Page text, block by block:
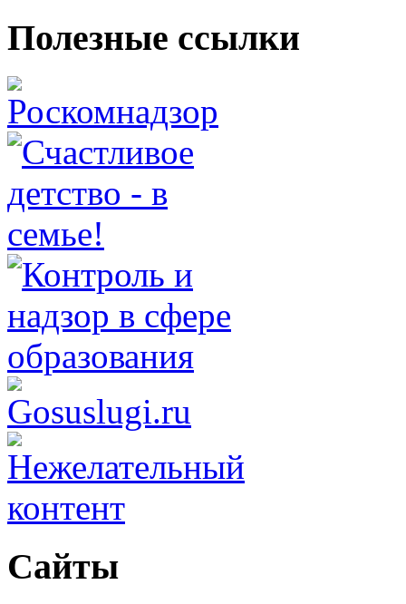
Полезные ссылки
Сайты